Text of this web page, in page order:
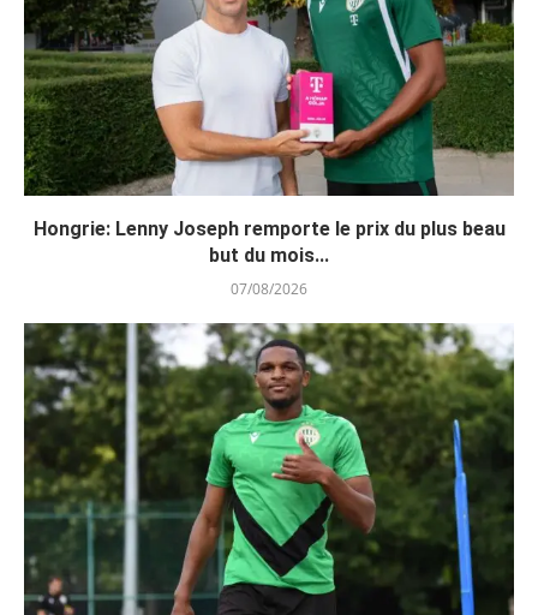
Hongrie: Lenny Joseph remporte le prix du plus beau
but du mois...
07/08/2026